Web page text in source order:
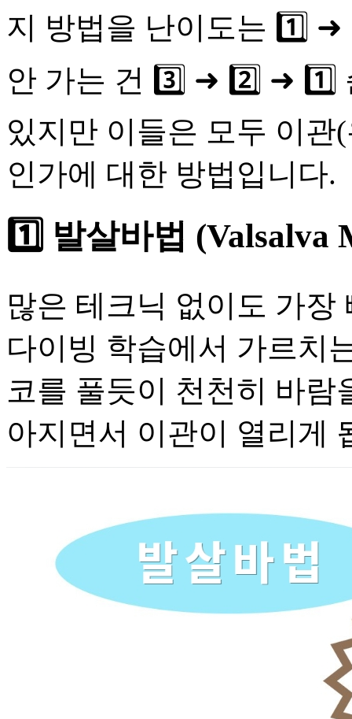
지 방법을 난이도는 1️⃣
안 가는 건 3️⃣ ➜ 2️⃣ ➜ 1️⃣
있지만 이들은 모두 이
인가에 대한 방법입니다.
1️⃣ 발살바법 (Valsalva
많은 테크닉 없이도 가장
다이빙 학습에서 가르치
코를 풀듯이 천천히 바
아지면서 이관이 열리게